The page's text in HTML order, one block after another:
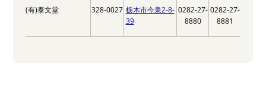
(有)泰文堂 328-0027 栃木市今泉2-8-
39
0282-27-
8880
0282-27-
8881